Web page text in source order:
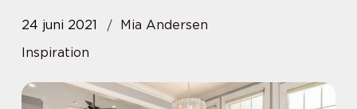
24 juni 2021
Mia Andersen
Inspiration